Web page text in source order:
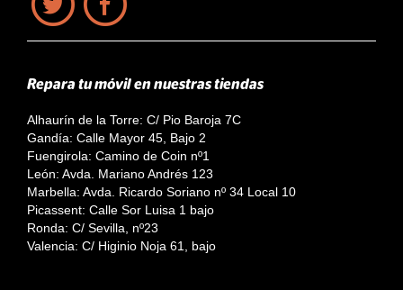
Repara tu móvil en nuestras tiendas
Alhaurín de la Torre: C/ Pio Baroja 7C
Gandía: Calle Mayor 45, Bajo 2
Fuengirola: Camino de Coin nº1
León: Avda. Mariano Andrés 123
Marbella: Avda. Ricardo Soriano nº 34 Local 10
Picassent: Calle Sor Luisa 1 bajo
Ronda: C/ Sevilla, nº23
Valencia: C/ Higinio Noja 61, bajo